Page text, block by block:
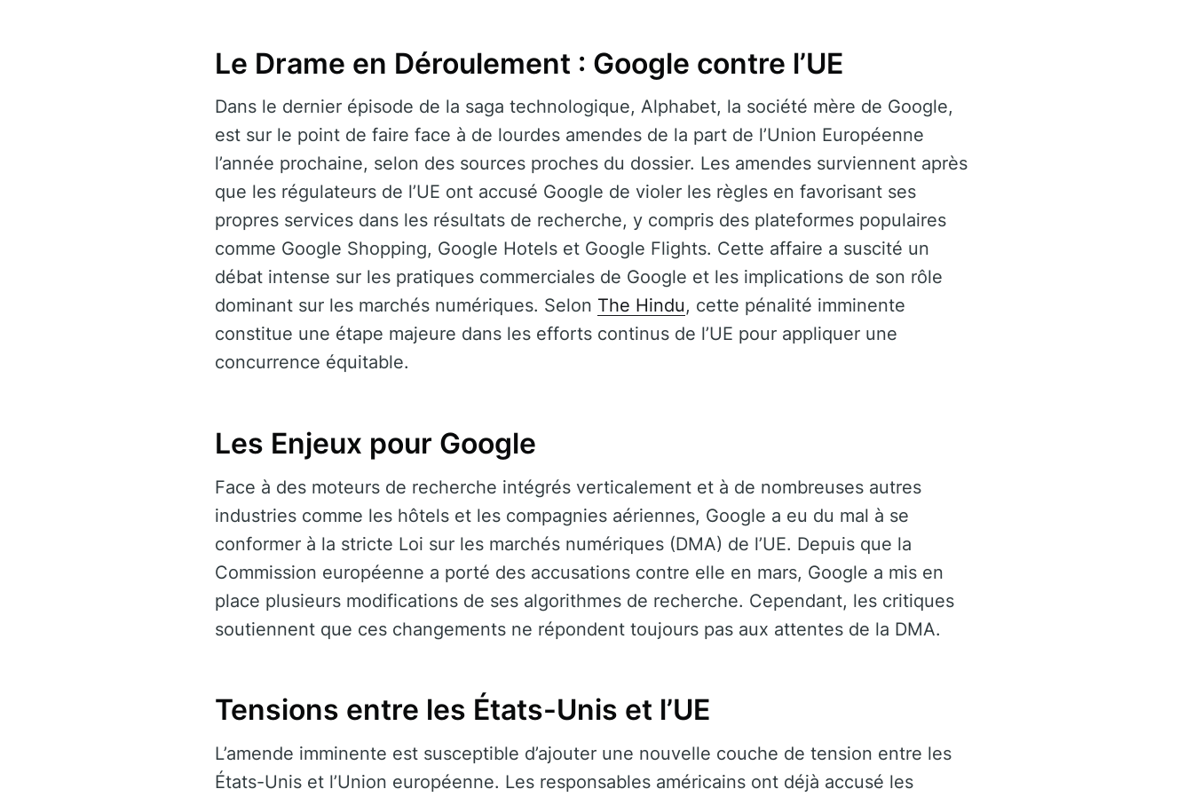
Le Drame en Déroulement : Google contre l’UE
Dans le dernier épisode de la saga technologique, Alphabet, la société mère de Google,
est sur le point de faire face à de lourdes amendes de la part de l’Union Européenne
l’année prochaine, selon des sources proches du dossier. Les amendes surviennent après
que les régulateurs de l’UE ont accusé Google de violer les règles en favorisant ses
propres services dans les résultats de recherche, y compris des plateformes populaires
comme Google Shopping, Google Hotels et Google Flights. Cette affaire a suscité un
débat intense sur les pratiques commerciales de Google et les implications de son rôle
dominant sur les marchés numériques. Selon The Hindu, cette pénalité imminente
constitue une étape majeure dans les efforts continus de l’UE pour appliquer une
concurrence équitable.
Les Enjeux pour Google
Face à des moteurs de recherche intégrés verticalement et à de nombreuses autres
industries comme les hôtels et les compagnies aériennes, Google a eu du mal à se
conformer à la stricte Loi sur les marchés numériques (DMA) de l’UE. Depuis que la
Commission européenne a porté des accusations contre elle en mars, Google a mis en
place plusieurs modifications de ses algorithmes de recherche. Cependant, les critiques
soutiennent que ces changements ne répondent toujours pas aux attentes de la DMA.
Tensions entre les États-Unis et l’UE
L’amende imminente est susceptible d’ajouter une nouvelle couche de tension entre les
États-Unis et l’Union européenne. Les responsables américains ont déjà accusé les